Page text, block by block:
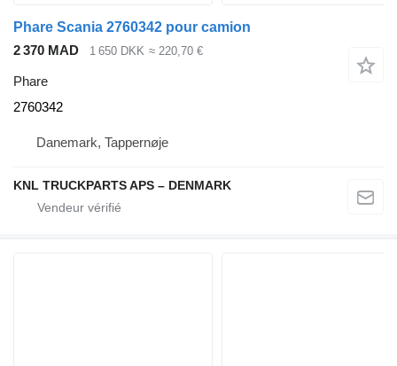
Phare Scania 2760342 pour camion
2 370 MAD
1 650 DKK ≈ 220,70 €
Phare
2760342
Danemark, Tappernøje
KNL TRUCKPARTS APS – DENMARK